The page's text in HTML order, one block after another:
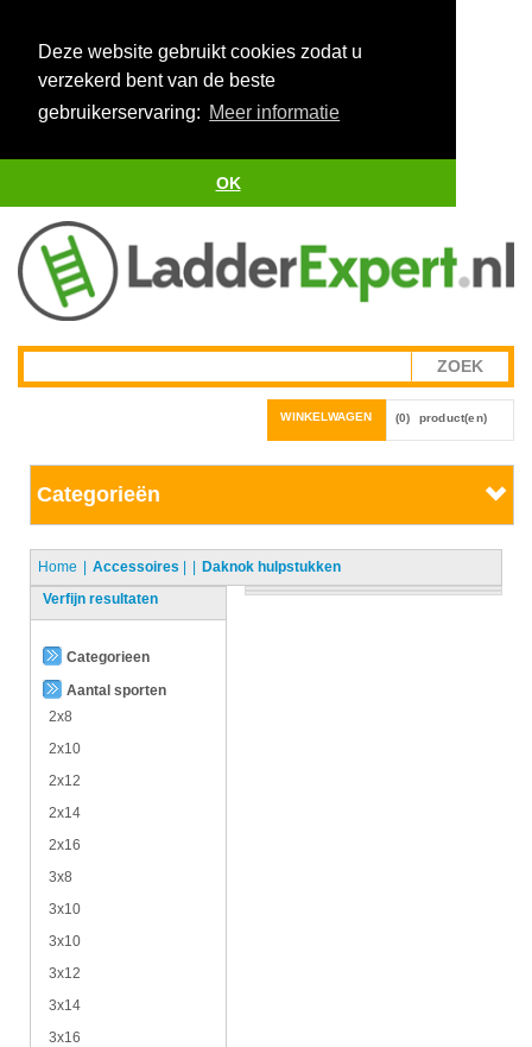
Deze website gebruikt cookies zodat u
verzekerd bent van de beste
gebruikerservaring: Meer informatie
OK
WINKELWAGEN (0) product(en)
Categorieën
Home Accessoires |
Daknok hulpstukken
Verfijn resultaten
Categorieen
Aantal sporten
2x8
2x10
2x12
2x14
2x16
3x8
3x10
3x10
3x12
3x14
3x16